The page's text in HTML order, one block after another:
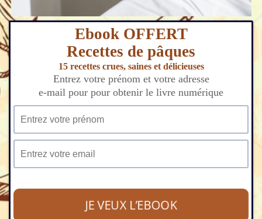
Ebook OFFERT
Recettes de pâques
15 recettes crues, saines et délicieuses
Entrez votre prénom et votre adresse
e-mail pour pour obtenir le livre numérique
JE VEUX L’EBOOK